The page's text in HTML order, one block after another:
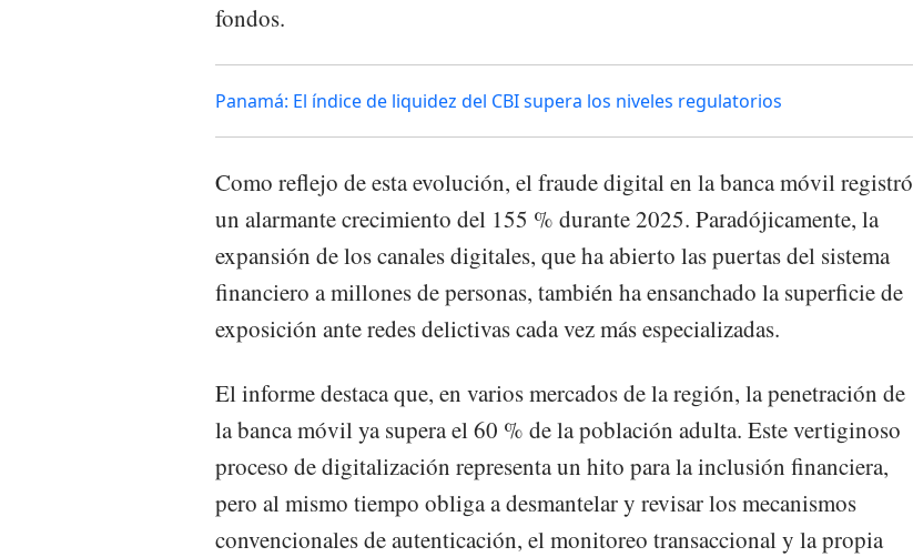
fondos.
Panamá: El índice de liquidez del CBI supera los niveles regulatorios
Como reflejo de esta evolución, el fraude digital en la banca móvil registró
un alarmante crecimiento del 155 % durante 2025. Paradójicamente, la
expansión de los canales digitales, que ha abierto las puertas del sistema
financiero a millones de personas, también ha ensanchado la superficie de
exposición ante redes delictivas cada vez más especializadas.
El informe destaca que, en varios mercados de la región, la penetración de
la banca móvil ya supera el 60 % de la población adulta. Este vertiginoso
proceso de digitalización representa un hito para la inclusión financiera,
pero al mismo tiempo obliga a desmantelar y revisar los mecanismos
convencionales de autenticación, el monitoreo transaccional y la propia